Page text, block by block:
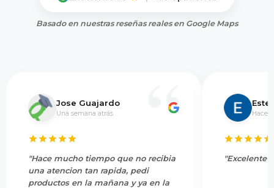
Basado en nuestras reseñas reales en Google Maps
Jose Guajardo
Una semana atrás
"Hace mucho tiempo que no recibia
una atencion tan rapida, pedi
productos en la mañana y ya en la
Hace
"Excelente